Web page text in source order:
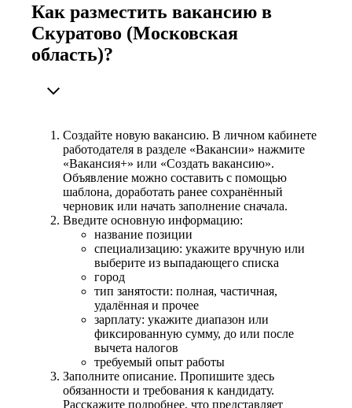
Как разместить вакансию в
Скуратово (Московская
область)?
Создайте новую вакансию. В личном кабинете
работодателя в разделе «Вакансии» нажмите
«Вакансия+» или «Создать вакансию».
Объявление можно составить с помощью
шаблона, доработать ранее сохранённый
черновик или начать заполнение сначала.
Введите основную информацию:
название позиции
специализацию: укажите вручную или
выберите из выпадающего списка
город
тип занятости: полная, частичная,
удалённая и прочее
зарплату: укажите диапазон или
фиксированную сумму, до или после
вычета налогов
требуемый опыт работы
Заполните описание. Пропишите здесь
обязанности и требования к кандидату.
Расскажите подробнее, что представляет